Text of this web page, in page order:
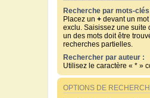
Recherche par mots-clés
Placez un + devant un
exclu. Saisissez une suite
un des mots doit être
recherches partielles.
Rechercher par auteur :
Utilisez le caractère « * »
OPTIONS DE